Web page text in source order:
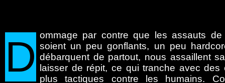
D ommage par contre que les assauts de
soient un peu gonflants, un peu
débarquent de partout, nous assaillent
laisser de répit, ce qui tranche avec des
plus tactiques contre les humains.